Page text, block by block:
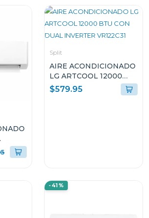
BTU
Split
AIRE ACONDICIONADO
LG ARTCOOL 12000
BTU CON DUAL
INVERTER VR122C31
$579.95
-41%